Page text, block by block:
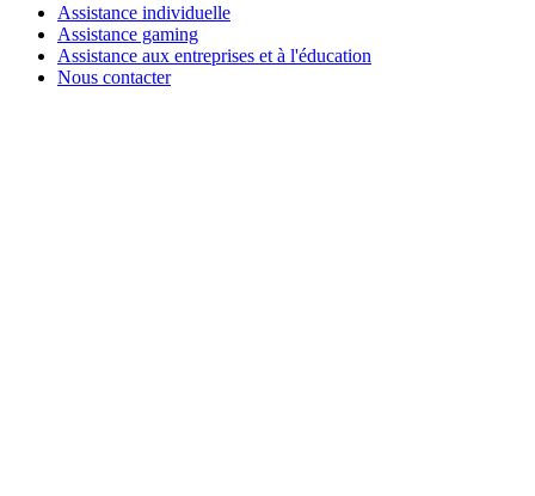
Assistance individuelle
Assistance gaming
Assistance aux entreprises et à l'éducation
Nous contacter